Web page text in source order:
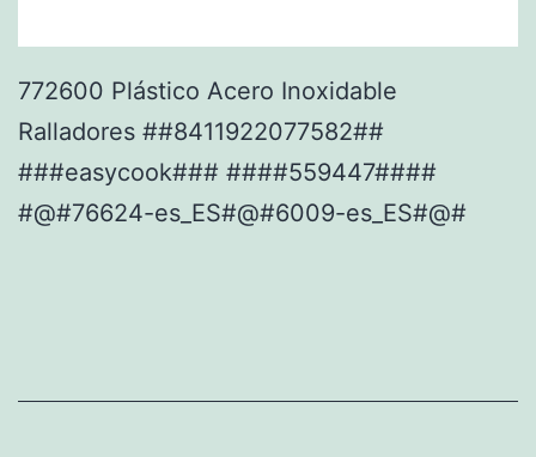
772600 Plástico Acero Inoxidable
Ralladores ##8411922077582##
###easycook### ####559447####
#@#76624-es_ES#@#6009-es_ES#@#